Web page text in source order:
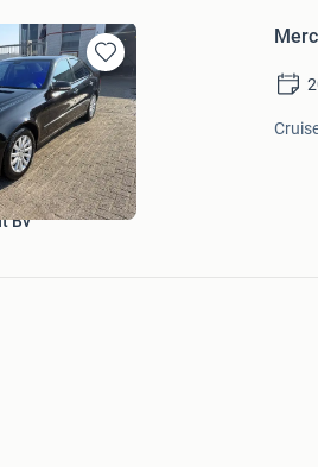
Bewaren
in
Mijn
Favorieten
Bv